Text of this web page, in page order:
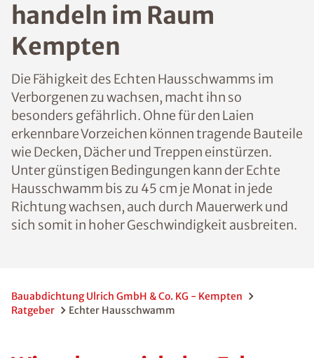
handeln im Raum
Kempten
Die Fähigkeit des Echten Hausschwamms im
Verborgenen zu wachsen, macht ihn so
besonders gefährlich. Ohne für den Laien
erkennbare Vorzeichen können tragende Bauteile
wie Decken, Dächer und Treppen einstürzen.
Unter günstigen Bedingungen kann der Echte
Hausschwamm bis zu 45 cm je Monat in jede
Richtung wachsen, auch durch Mauerwerk und
sich somit in hoher Geschwindigkeit ausbreiten.
Bauabdichtung Ulrich GmbH & Co. KG - Kempten
Ratgeber
Echter Hausschwamm